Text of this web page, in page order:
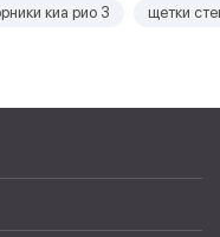
киа рио 3 щетки